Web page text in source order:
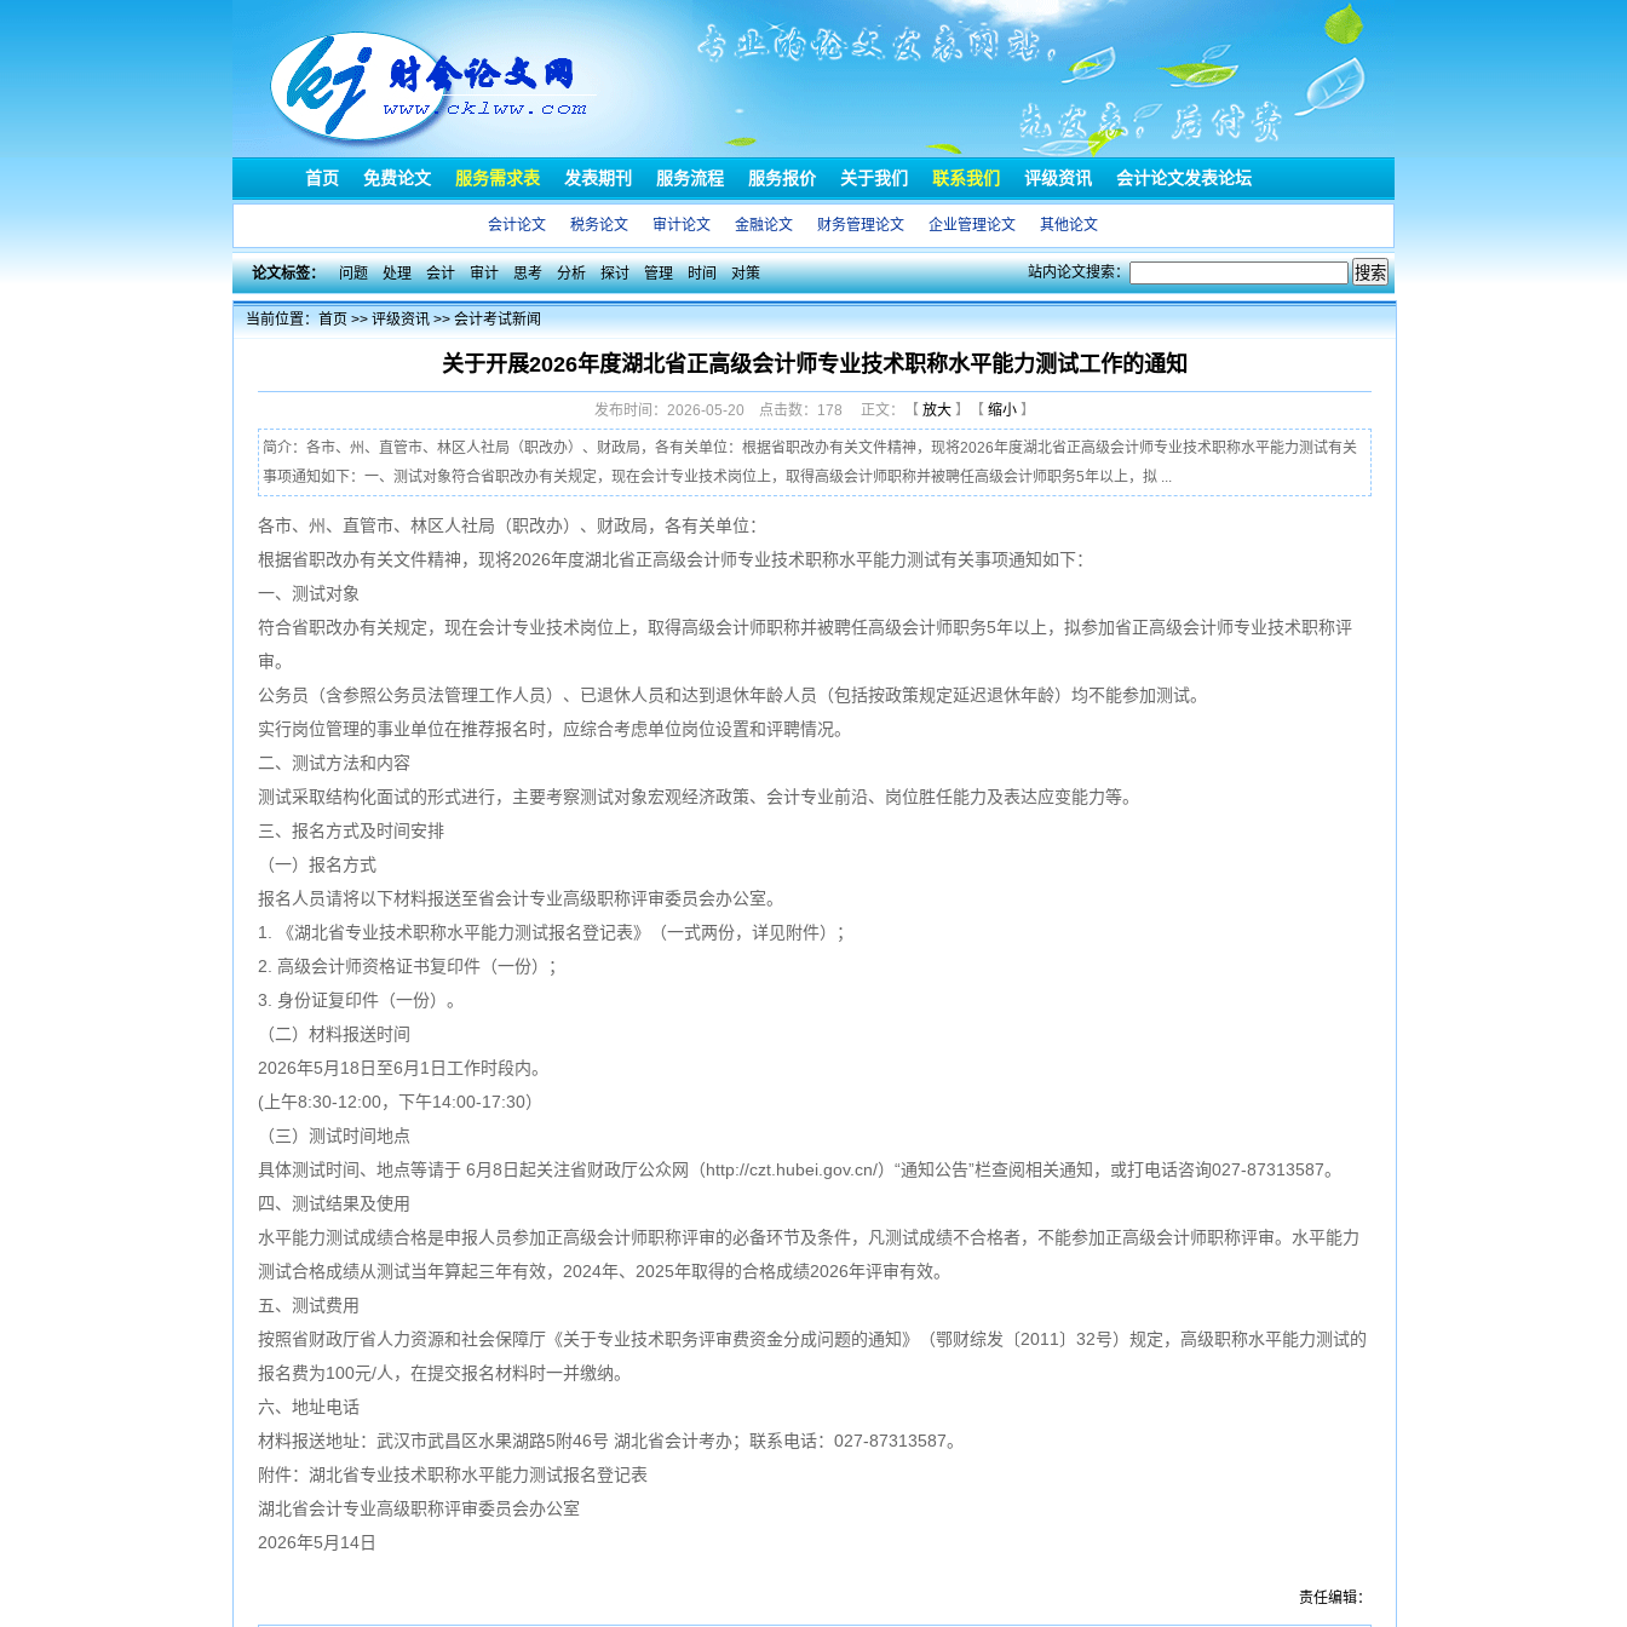
首页 免费论文 服务需求表 发表期刊 服务流程 服务报价 关于我们 联系我们 评级资讯 会计论文发表论坛
会计论文 税务论文 审计论文 金融论文 财务管理论文 企业管理论文 其他论文
论文标签： 问题 处理 会计 审计 思考 分析 探讨 管理 时间 对策 站内论文搜索：
当前位置：首页>>评级资讯>>会计考试新闻
关于开展2026年度湖北省正高级会计师专业技术职称水平能力测试工作的通知
发布时间：2026-05-20 点击数：178 正文：【 放大 】【 缩小 】
简介：各市、州、直管市、林区人社局（职改办）、财政局，各有关单位：根据省职改办有关文件精神，现将2026年度湖北省正高级会计师专业技术职称水平能力测试有关
事项通知如下：一、测试对象符合省职改办有关规定，现在会计专业技术岗位上，取得高级会计师职称并被聘任高级会计师职务5年以上，拟 ...
各市、州、直管市、林区人社局（职改办）、财政局，各有关单位：
根据省职改办有关文件精神，现将2026年度湖北省正高级会计师专业技术职称水平能力测试有关事项通知如下：
一、测试对象
符合省职改办有关规定，现在会计专业技术岗位上，取得高级会计师职称并被聘任高级会计师职务5年以上，拟参加省正高级会计师专业技术职称评
审。
公务员（含参照公务员法管理工作人员）、已退休人员和达到退休年龄人员（包括按政策规定延迟退休年龄）均不能参加测试。
实行岗位管理的事业单位在推荐报名时，应综合考虑单位岗位设置和评聘情况。
二、测试方法和内容
测试采取结构化面试的形式进行，主要考察测试对象宏观经济政策、会计专业前沿、岗位胜任能力及表达应变能力等。
三、报名方式及时间安排
（一）报名方式
报名人员请将以下材料报送至省会计专业高级职称评审委员会办公室。
1. 《湖北省专业技术职称水平能力测试报名登记表》（一式两份，详见附件）；
2. 高级会计师资格证书复印件（一份）；
3. 身份证复印件（一份）。
（二）材料报送时间
2026年5月18日至6月1日工作时段内。
(上午8:30-12:00，下午14:00-17:30）
（三）测试时间地点
具体测试时间、地点等请于 6月8日起关注省财政厅公众网（http://czt.hubei.gov.cn/）“通知公告”栏查阅相关通知，或打电话咨询027-87313587。
四、测试结果及使用
水平能力测试成绩合格是申报人员参加正高级会计师职称评审的必备环节及条件，凡测试成绩不合格者，不能参加正高级会计师职称评审。水平能力
测试合格成绩从测试当年算起三年有效，2024年、2025年取得的合格成绩2026年评审有效。
五、测试费用
按照省财政厅省人力资源和社会保障厅《关于专业技术职务评审费资金分成问题的通知》（鄂财综发〔2011〕32号）规定，高级职称水平能力测试的
报名费为100元/人，在提交报名材料时一并缴纳。
六、地址电话
材料报送地址：武汉市武昌区水果湖路5附46号 湖北省会计考办；联系电话：027-87313587。
附件：湖北省专业技术职称水平能力测试报名登记表
湖北省会计专业高级职称评审委员会办公室
2026年5月14日
责任编辑：